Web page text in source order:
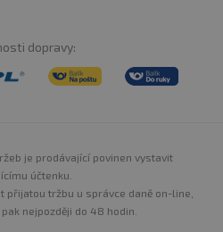
dopravy:
je prodávající povinen vystavit
účtenku.
přijatou tržbu u správce daně on-line,
nejpozději do 48 hodin.